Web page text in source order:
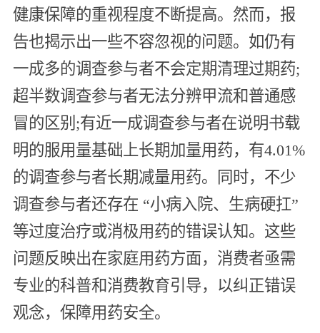
健康保障的重视程度不断提高。然而，报
告也揭示出一些不容忽视的问题。如仍有
一成多的调查参与者不会定期清理过期药;
超半数调查参与者无法分辨甲流和普通感
冒的区别;有近一成调查参与者在说明书载
明的服用量基础上长期加量用药，有4.01%
的调查参与者长期减量用药。同时，不少
调查参与者还存在 “小病入院、生病硬扛”
等过度治疗或消极用药的错误认知。这些
问题反映出在家庭用药方面，消费者亟需
专业的科普和消费教育引导，以纠正错误
观念，保障用药安全。